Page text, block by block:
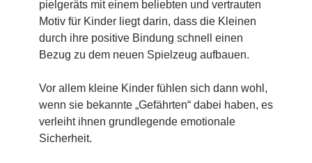
pielgeräts mit einem beliebten und vertrauten
Motiv für Kinder liegt darin, dass die Kleinen
durch ihre positive Bindung schnell einen
Bezug zu dem neuen Spielzeug aufbauen.
Vor allem kleine Kinder fühlen sich dann wohl,
wenn sie bekannte „Gefährten“ dabei haben, es
verleiht ihnen grundlegende emotionale
Sicherheit.